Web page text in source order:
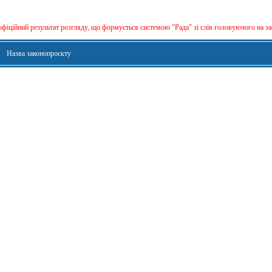
результат розгляду, що формується сиcтемою "Рада" зі слів головуючого на
Назва законопроєкту